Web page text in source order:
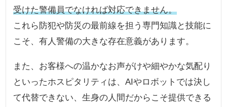
受けた警備員でなければ対応できません。
これら防犯や防災の最前線を担う専門知識と技能に
こそ、有人警備の大きな存在意義があります。
また、お客様への温かなお声がけや細やかな気配り
といったホスピタリティは、AIやロボットでは決し
て代替できない、生身の人間だからこそ提供できる